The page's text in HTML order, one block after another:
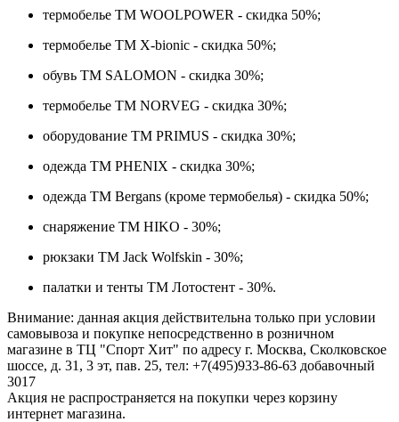
термобелье ТМ WOOLPOWER - скидка 50%;
термобелье ТМ X-bionic - скидка 50%;
обувь ТМ SALOMON - скидка 30%;
термобелье ТМ NORVEG - скидка 30%;
оборудование ТМ PRIMUS - скидка 30%;
одежда ТМ PHENIX - скидка 30%;
одежда ТМ Bergans (кроме термобелья) - скидка 50%;
снаряжение ТМ HIKO - 30%;
рюкзаки ТМ Jack Wolfskin - 30%;
палатки и тенты ТМ Лотостент - 30%.
Внимание: данная акция действительна только при условии
самовывоза и покупке непосредственно в розничном
магазине в ТЦ "Спорт Хит" по адресу г. Москва, Сколковское
шоссе, д. 31, 3 эт, пав. 25, тел: +7(495)933-86-63 добавочный
3017
Акция не распространяется на покупки через корзину
интернет магазина.